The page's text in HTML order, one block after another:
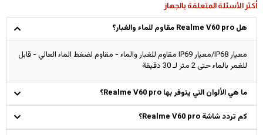
أكثر الأسئلة المتعلقة بالجهاز
هل Realme V60 pro مقاوم للماء والغبار؟
معيار IP68/معيار IP69 مقاوم للغبار والماء - مقاوم لضغط الماء العالي - قابل
للغمر بالماء حتى 2 متر لـ 30 دقيقة
ما هي الألوان التي يتوفر بها Realme V60 pro؟
كم تردد شاشة Realme V60 pro؟